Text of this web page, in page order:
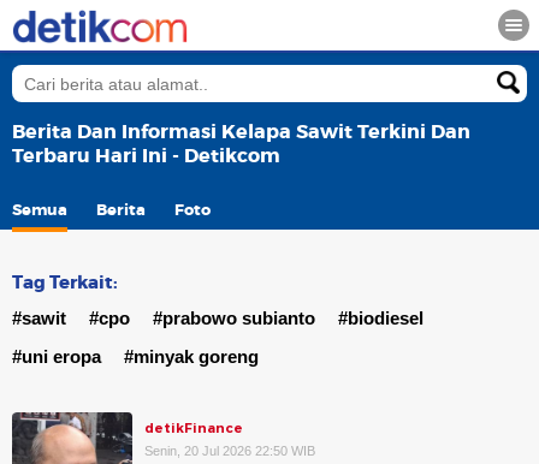
Berita Dan Informasi Kelapa Sawit Terkini Dan
Terbaru Hari Ini - Detikcom
Semua Berita Foto
Tag Terkait:
#sawit #cpo #prabowo subianto
#biodiesel
#uni eropa
#minyak goreng
detikFinance
Senin, 20 Jul 2026 22:50 WIB